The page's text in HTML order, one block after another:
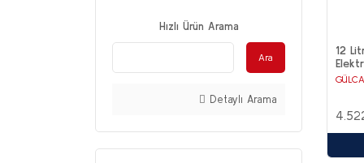
Hızlı Ürün Arama
Ara
Detaylı Arama
12